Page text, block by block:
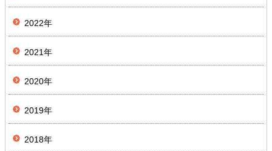
2022年
2021年
2020年
2019年
2018年